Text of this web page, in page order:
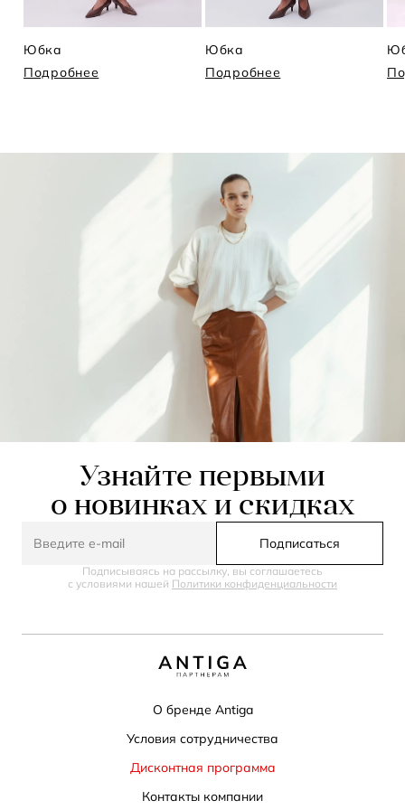
Юбка
Подробнее
Юбка
Подробнее
Узнайте первыми
о новинках и скидках
Подписаться
Подписываясь на рассылку, вы соглашаетесь
с условиями нашей Политики конфиденциальности
О бренде Antiga
Условия сотрудничества
Дисконтная программа
Контакты компании